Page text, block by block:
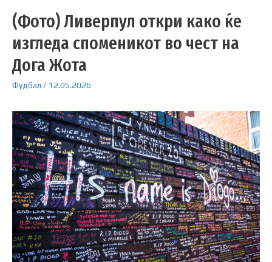
(Фото) Ливерпул откри како ќе
изгледа споменикот во чест на
Дога Жота
Фудбал / 12.05.2026